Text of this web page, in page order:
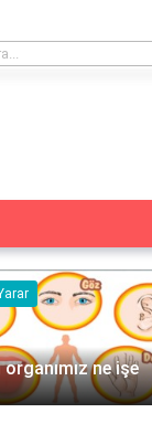
ne işe